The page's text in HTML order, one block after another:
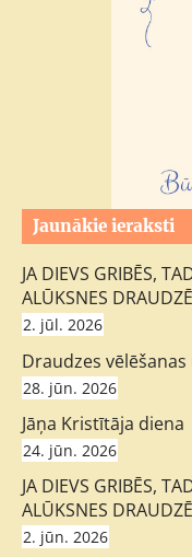
Jaunākie ieraksti
JA DIEVS GRIBĒS,
ALŪKSNES
2. jūl. 2026
Draudzes
28. jūn. 2026
Jāņa Kristītāja diena
24. jūn. 2026
JA DIEVS GRIBĒS,
ALŪKSNES
2. jūn. 2026